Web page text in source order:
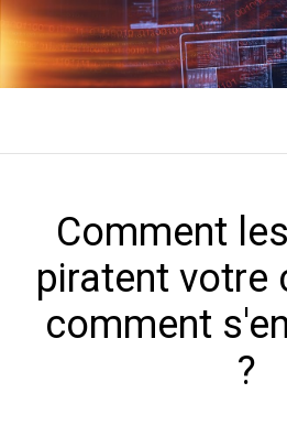
L'expert en
passe des
Comment
piratent votre
comment
?